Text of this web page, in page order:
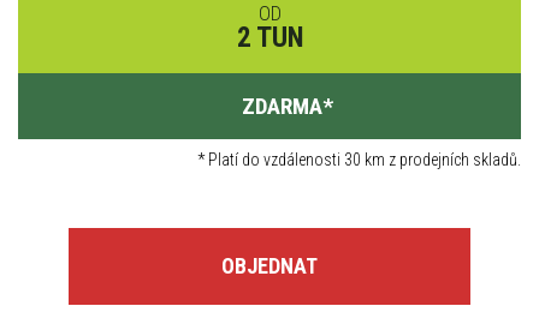
OD
2 TUN
ZDARMA*
*Platí do vzdálenosti 30 km z prodejních skladů.
OBJEDNAT